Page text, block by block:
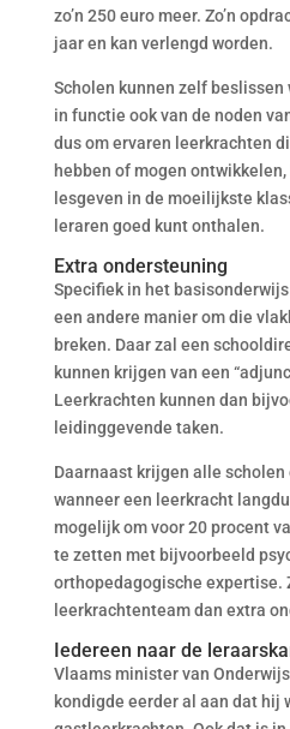
zo’n 250 euro meer. Zo’n
jaar en kan verlengd worden.
Scholen kunnen zelf beslissen
in functie ook van de noden
dus om ervaren leerkrachten
hebben of mogen
lesgeven in de moeilijkste
leraren goed kunt onthalen.
Extra ondersteuning
Specifiek in het
een andere manier om die
breken. Daar zal een
kunnen krijgen van een
Leerkrachten kunnen dan
leidinggevende taken.
Daarnaast krijgen alle
wanneer een leerkracht
mogelijk om voor 20 procent
te zetten met bijvoorbeeld
orthopedagogische expertise.
leerkrachtenteam dan extra
Iedereen naar de
Vlaams minister van
kondigde eerder al aan dat hij